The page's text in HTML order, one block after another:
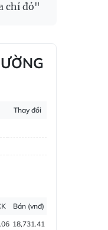
chỉ đỏ"
Thay đổi
Bán (vnđ)
18,731.41